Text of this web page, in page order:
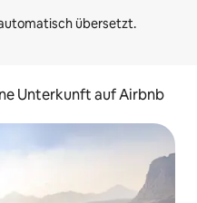
Unterkunft auf Airbnb